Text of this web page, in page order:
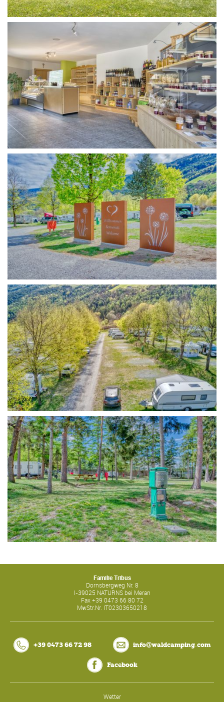
Familie Tribus
Dornsbergweg Nr. 8
I-39025 NATURNS bei Meran
Fax+39 0473 66 80 72
MwStr.Nr. IT02303650218
+39 0473 66 72 98 info@waldcamping.com
Facebook
Wetter